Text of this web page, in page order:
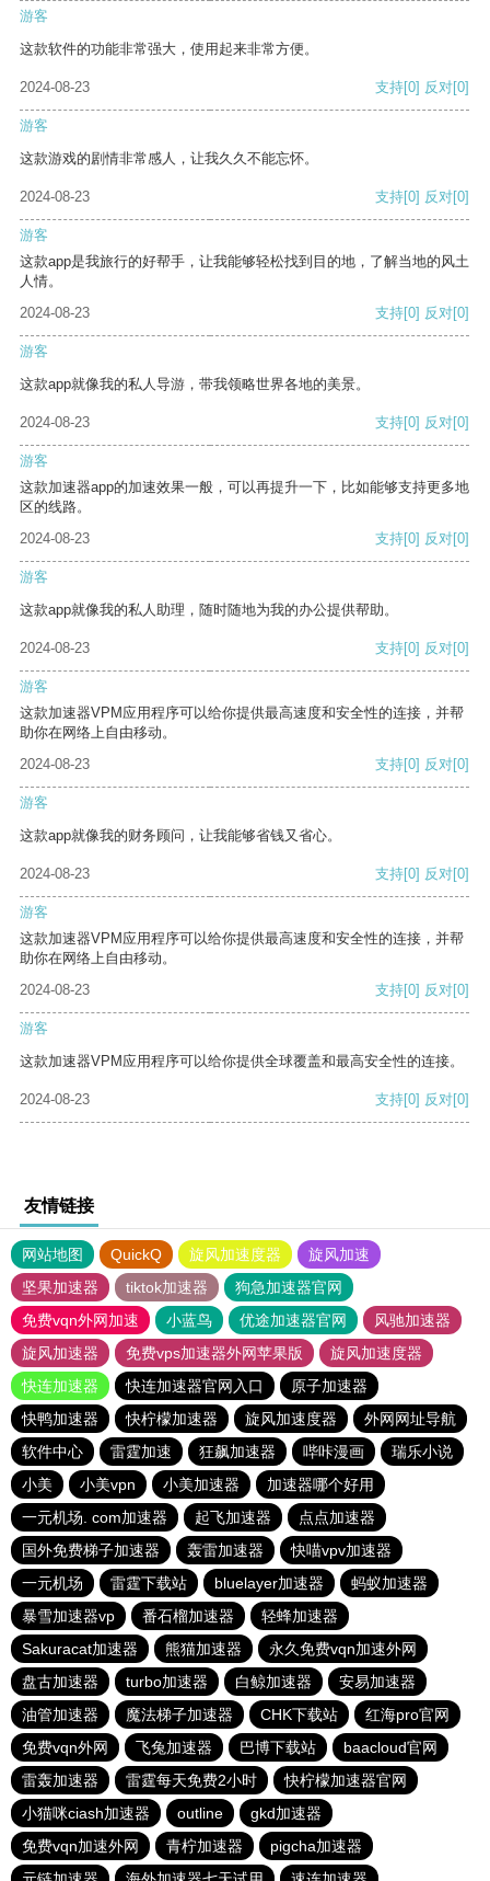
游客
这款软件的功能非常强大，使用起来非常方便。
2024-08-23 支持[0] 反对[0]
游客
这款游戏的剧情非常感人，让我久久不能忘怀。
2024-08-23 支持[0] 反对[0]
游客
这款app是我旅行的好帮手，让我能够轻松找到目的地，了解当地的风土
人情。
2024-08-23
支持[0] 反对[0]
游客
这款app就像我的私人导游，带我领略世界各地的美景。
2024-08-23 支持[0] 反对[0]
游客
这款加速器app的加速效果一般，可以再提升一下，比如能够支持更多地
区的线路。
2024-08-23
支持[0] 反对[0]
游客
这款app就像我的私人助理，随时随地为我的办公提供帮助。
2024-08-23 支持[0] 反对[0]
游客
这款加速器VPM应用程序可以给你提供最高速度和安全性的连接，并帮
助你在网络上自由移动。
2024-08-23
支持[0] 反对[0]
游客
这款app就像我的财务顾问，让我能够省钱又省心。
2024-08-23 支持[0] 反对[0]
游客
这款加速器VPM应用程序可以给你提供最高速度和安全性的连接，并帮
助你在网络上自由移动。
2024-08-23
支持[0] 反对[0]
游客
这款加速器VPM应用程序可以给你提供全球覆盖和最高安全性的连接。
2024-08-23 支持[0] 反对[0]
友情链接
网站地图 QuickQ 旋风加速度器
旋风加速
坚果加速器
tiktok加速器
狗急加速器官网
免费vqn外网加速
小蓝鸟 优途加速器官网
风驰加速器
旋风加速器
免费vps加速器外网苹果版
旋风加速度器
快连加速器
快连加速器官网入口
原子加速器
快鸭加速器
快柠檬加速器 旋风加速度器
外网网址导航
软件中心
雷霆加速 狂飙加速器 哔咔漫画
瑞乐小说
小美
小美vpn 小美加速器
加速器哪个好用
一元机场. com加速器
起飞加速器
点点加速器
国外免费梯子加速器
轰雷加速器
快喵vpv加速器
一元机场
雷霆下载站 bluelayer加速器
蚂蚁加速器
暴雪加速器vp
番石榴加速器
轻蜂加速器
Sakuracat加速器
熊猫加速器
永久免费vqn加速外网
盘古加速器
turbo加速器 白鲸加速器
安易加速器
油管加速器
魔法梯子加速器 CHK下载站
红海pro官网
免费vqn外网
飞兔加速器 巴博下载站
baacloud官网
雷轰加速器
雷霆每天免费2小时
快柠檬加速器官网
小猫咪ciash加速器
outline
gkd加速器
免费vqn加速外网
青柠加速器
pigcha加速器